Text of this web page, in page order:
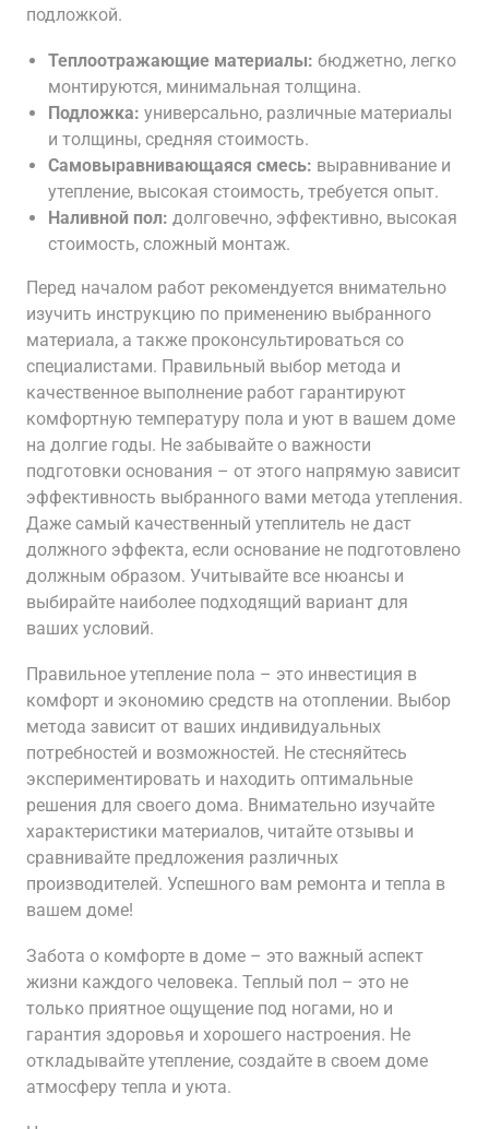
подложкой.
Теплоотражающие материалы: бюджетно, легко
монтируются, минимальная толщина.
Подложка: универсально, различные материалы
и толщины, средняя стоимость.
Самовыравнивающаяся смесь: выравнивание и
утепление, высокая стоимость, требуется опыт.
Наливной пол: долговечно, эффективно, высокая
стоимость, сложный монтаж.
Перед началом работ рекомендуется внимательно
изучить инструкцию по применению выбранного
материала, а также проконсультироваться со
специалистами. Правильный выбор метода и
качественное выполнение работ гарантируют
комфортную температуру пола и уют в вашем доме
на долгие годы. Не забывайте о важности
подготовки основания – от этого напрямую зависит
эффективность выбранного вами метода утепления.
Даже самый качественный утеплитель не даст
должного эффекта, если основание не подготовлено
должным образом. Учитывайте все нюансы и
выбирайте наиболее подходящий вариант для
ваших условий.
Правильное утепление пола – это инвестиция в
комфорт и экономию средств на отоплении. Выбор
метода зависит от ваших индивидуальных
потребностей и возможностей. Не стесняйтесь
экспериментировать и находить оптимальные
решения для своего дома. Внимательно изучайте
характеристики материалов, читайте отзывы и
сравнивайте предложения различных
производителей. Успешного вам ремонта и тепла в
вашем доме!
Забота о комфорте в доме – это важный аспект
жизни каждого человека. Теплый пол – это не
только приятное ощущение под ногами, но и
гарантия здоровья и хорошего настроения. Не
откладывайте утепление, создайте в своем доме
атмосферу тепла и уюта.